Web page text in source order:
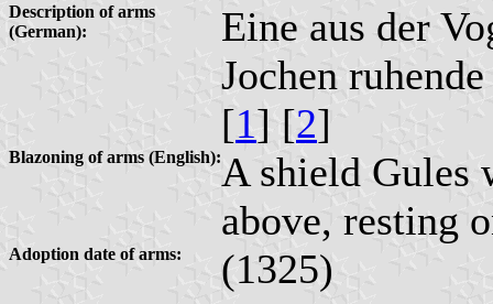
Description of arms
(German):
Eine aus der
Jochen
[1] [2]
Blazoning of arms (English):A shield Gules
above, resting
Adoption date of arms: (1325)